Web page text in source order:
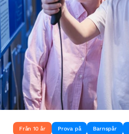
Från 10 år Prova på Barnspår